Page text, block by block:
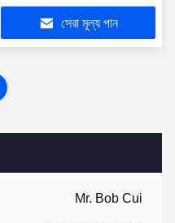
Mr. Bob Cui
মোবাইল হোল্ডার সহ 10.88" স্ক্রীন
সেরা মূল্য পান